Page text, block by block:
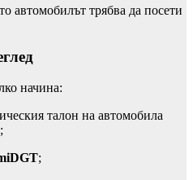
автомобилът трябва да посети
начина:
талон на автомобила
;